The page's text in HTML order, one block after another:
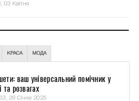
03 Квітня
КРАСА МОДА
ваш універсальний помічник у
та розвагах
29 Січня 2025